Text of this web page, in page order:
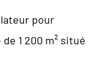
pour
1 200 m² situé